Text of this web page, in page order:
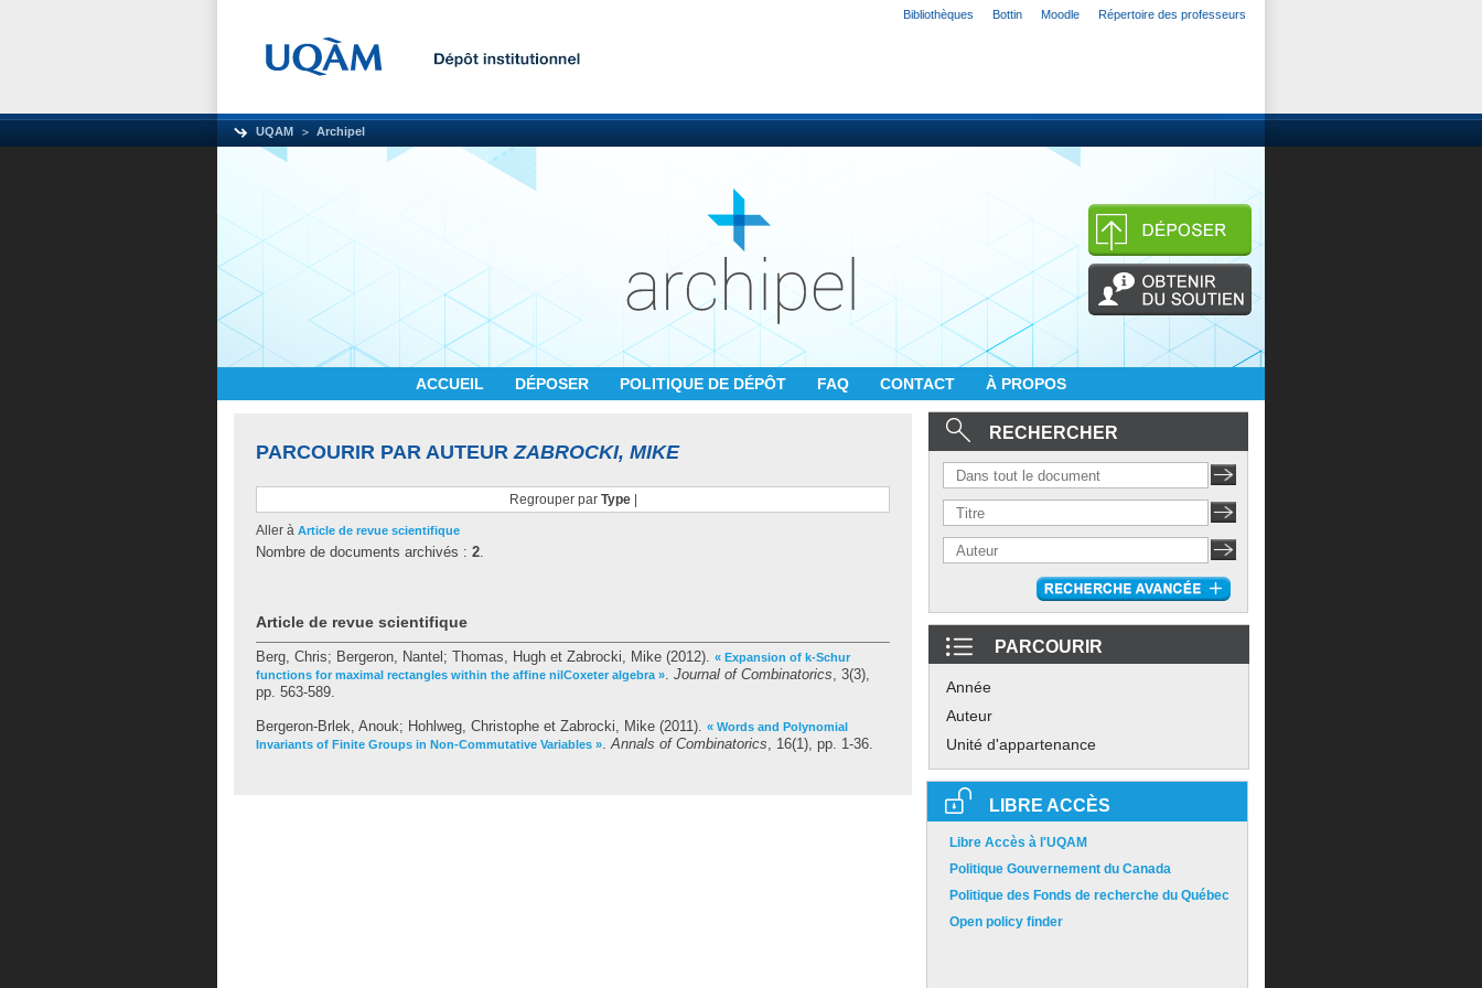
Bibliothèques Bottin Moodle Répertoire des professeurs
UQAM Archipel
ACCUEIL DÉPOSER POLITIQUE DE DÉPÔT FAQ CONTACT À PROPOS
PARCOURIR PAR AUTEURZABROCKI, MIKE
Regrouper par Type|
Aller à Article de revue scientifique
Nombre de documents archivés : 2.
Article de revue scientifique
Berg, Chris; Bergeron, Nantel ; Thomas, Hugh et Zabrocki, Mike (2012). « Expansion of k-Schur
functions for maximal rectangles within the affine nilCoxeter algebra ». Journal of Combinatorics, 3(3),
pp. 563-589.
Bergeron-Brlek, Anouk; Hohlweg, Christophe et Zabrocki, Mike (2011). « Words and Polynomial
Invariants of Finite Groups in Non-Commutative Variables ».Annals of Combinatorics, 16(1), pp. 1-36.
RECHERCHER
PARCOURIR
Année
Auteur
Unité d'appartenance
LIBRE ACCÈS
Libre Accès à l'UQAM
Politique Gouvernement du Canada
Politique des Fonds de recherche du Québec
Open policy finder